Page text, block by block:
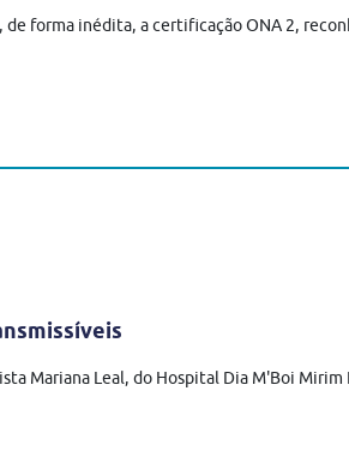
forma inédita, a certificação ONA 2,
Mariana Leal, do Hospital Dia M'Boi Mirim